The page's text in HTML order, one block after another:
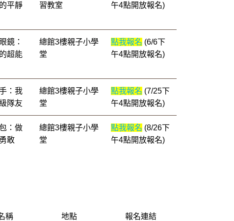
平靜
習教室
午4點開放報名)
鏡：
超能
總館3樓親子小學
堂
點我報名 (6/6下
午4點開放報名)
：我
隊友
總館3樓親子小學
堂
點我報名 (7/25下
午4點開放報名)
：做
敢
總館3樓親子小學
堂
點我報名 (8/26下
午4點開放報名)
稱 地點 報名連結